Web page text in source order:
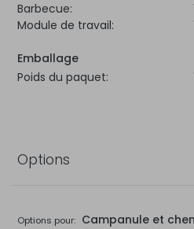
Barbecue:
Module de travail:
Emballage
Poids du paquet:
Options
Options pour: Campanule et